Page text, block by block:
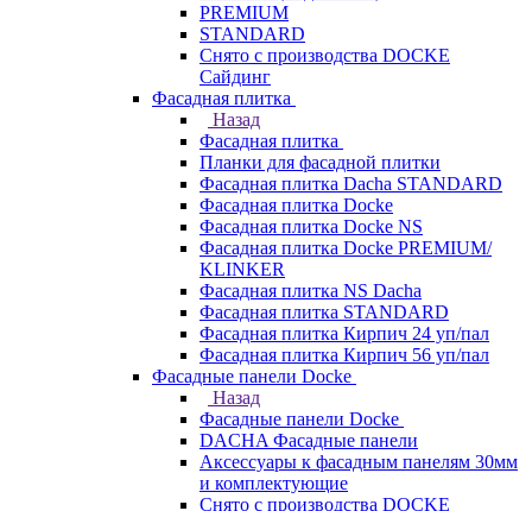
PREMIUM
STANDARD
Снято с производства DOCKE
Сайдинг
Фасадная плитка
Назад
Фасадная плитка
Планки для фасадной плитки
Фасадная плитка Dacha STANDARD
Фасадная плитка Docke
Фасадная плитка Docke NS
Фасадная плитка Docke PREMIUM/
KLINKER
Фасадная плитка NS Dacha
Фасадная плитка STANDARD
Фасадная плитка Кирпич 24 уп/пал
Фасадная плитка Кирпич 56 уп/пал
Фасадные панели Docke
Назад
Фасадные панели Docke
DACHA Фасадные панели
Аксессуары к фасадным панелям 30мм
и комплектующие
Снято с производства DOCKE